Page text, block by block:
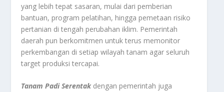
yang lebih tepat sasaran, mulai dari pemberian
bantuan, program pelatihan, hingga pemetaan risiko
pertanian di tengah perubahan iklim. Pemerintah
daerah pun berkomitmen untuk terus memonitor
perkembangan di setiap wilayah tanam agar seluruh
target produksi tercapai.
Tanam Padi Serentak dengan pemerintah juga